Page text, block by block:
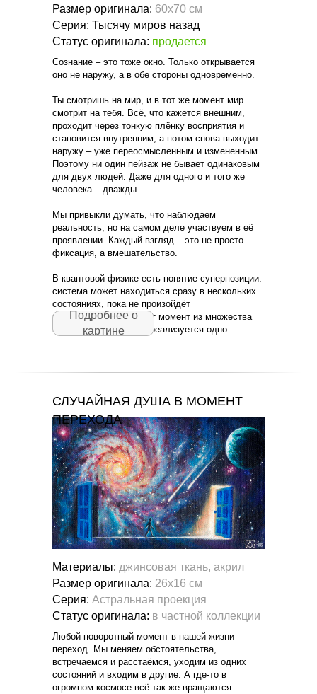
Размер оригинала: 60х70 см
Серия: Тысячу миров назад
Статус оригинала: продается
Сознание – это тоже окно. Только открывается
оно не наружу, а в обе стороны одновременно.
Ты смотришь на мир, и в тот же момент мир
смотрит на тебя. Всё, что кажется внешним,
проходит через тонкую плёнку восприятия и
становится внутренним, а потом снова выходит
наружу – уже переосмысленным и измененным.
Поэтому ни один пейзаж не бывает одинаковым
для двух людей. Даже для одного и того же
человека – дважды.
Мы привыкли думать, что наблюдаем
реальность, но на самом деле участвуем в её
проявлении. Каждый взгляд – это не просто
фиксация, а вмешательство.
В квантовой физике есть понятие суперпозиции:
система может находиться сразу в нескольких
состояниях, пока не произойдёт
взаимодействие. В этот момент из множества
возможных состояний реализуется одно.
Подробнее о
картине
СЛУЧАЙНАЯ ДУША В МОМЕНТ
ПЕРЕХОДА
Материалы: джинсовая ткань, акрил
Размер оригинала: 26х16 см
Серия: Астральная проекция
Статус оригинала: в частной коллекции
Любой поворотный момент в нашей жизни –
переход. Мы меняем обстоятельства,
встречаемся и расстаёмся, уходим из одних
состояний и входим в другие. А где-то в
огромном космосе всё так же вращаются